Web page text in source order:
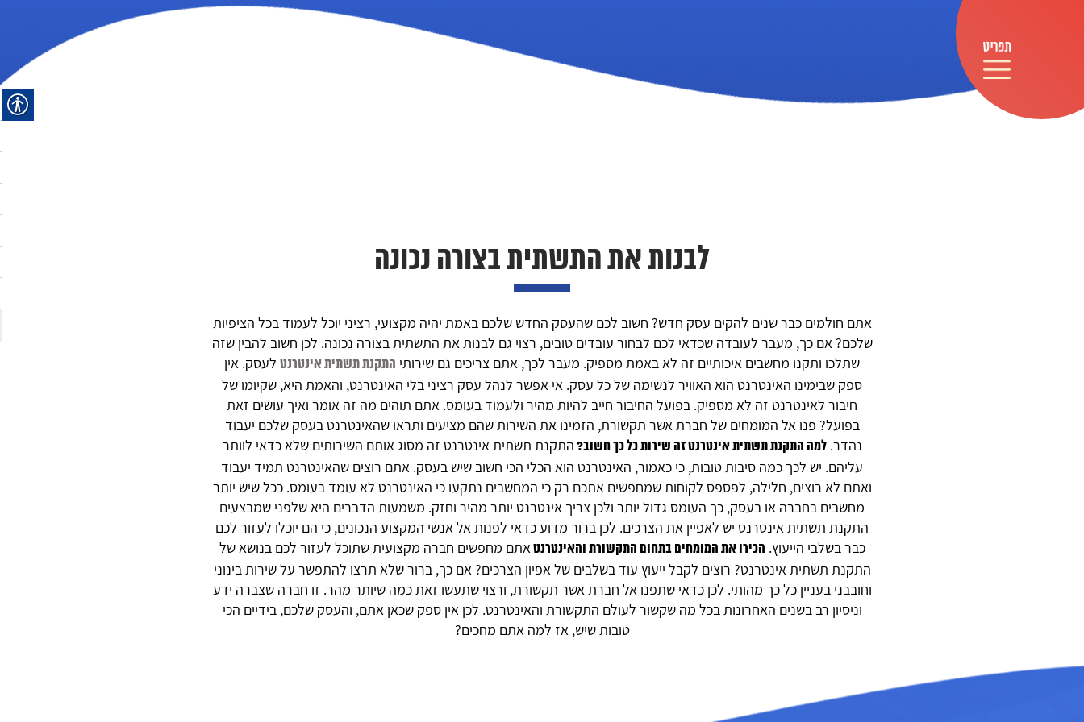
עמוד
החברה
גלריה
לקוחותינו
מאמרים
מן
התקשורת
צור קשר
לבנות את התשתית בצורה נכונה
אתם חולמים כבר שנים להקים עסק חדש? חשוב לכם שהעסק החדש שלכם באמת יהיה מקצועי, רציני יוכל לעמוד בכל הציפיות
שלכם? אם כך, מעבר לעובדה שכדאי לכם לבחור עובדים טובים, רצוי גם לבנות את התשתית בצורה נכונה. לכן חשוב להבין שזה
שתלכו ותקנו מחשבים איכותיים זה לא באמת מספיק. מעבר לכך, אתם צריכים גם שירותי התקנת תשתית אינטרנט לעסק. אין
ספק שבימינו האינטרנט הוא האוויר לנשימה של כל עסק. אי אפשר לנהל עסק רציני בלי האינטרנט, והאמת היא, שקיומו של
חיבור לאינטרנט זה לא מספיק. בפועל החיבור חייב להיות מהיר ולעמוד בעומס. אתם תוהים מה זה אומר ואיך עושים זאת
בפועל? פנו אל המומחים של חברת אשר תקשורת, הזמינו את השירות שהם מציעים ותראו שהאינטרנט בעסק שלכם יעבוד
נהדר.למה התקנת תשתית אינטרנט זה שירות כל כך חשוב?התקנת תשתית אינטרנט זה מסוג אותם השירותים שלא כדאי לוותר
עליהם. יש לכך כמה סיבות טובות, כי כאמור, האינטרנט הוא הכלי הכי חשוב שיש בעסק. אתם רוצים שהאינטרנט תמיד יעבוד
ואתם לא רוצים, חלילה, לפספס לקוחות שמחפשים אתכם רק כי המחשבים נתקעו כי האינטרנט לא עומד בעומס. ככל שיש יותר
מחשבים בחברה או בעסק, כך העומס גדול יותר ולכן צריך אינטרנט יותר מהיר וחזק. משמעות הדברים היא שלפני שמבצעים
התקנת תשתית אינטרנט יש לאפיין את הצרכים. לכן ברור מדוע כדאי לפנות אל אנשי המקצוע הנכונים, כי הם יוכלו לעזור לכם
כבר בשלבי הייעוץ. הכירו את המומחים בתחום התקשורת והאינטרנטאתם מחפשים חברה מקצועית שתוכל לעזור לכם בנושא של
התקנת תשתית אינטרנט? רוצים לקבל ייעוץ עוד בשלבים של אפיון הצרכים? אם כך, ברור שלא תרצו להתפשר על שירות בינוני
וחובבני בעניין כל כך מהותי. לכן כדאי שתפנו אל חברת אשר תקשורת, ורצוי שתעשו זאת כמה שיותר מהר. זו חברה שצברה ידע
וניסיון רב בשנים האחרונות בכל מה שקשור לעולם התקשורת והאינטרנט. לכן אין ספק שכאן אתם, והעסק שלכם, בידיים הכי
טובות שיש, אז למה אתם מחכים?